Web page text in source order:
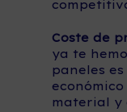
Coste de
ya te
paneles
material y